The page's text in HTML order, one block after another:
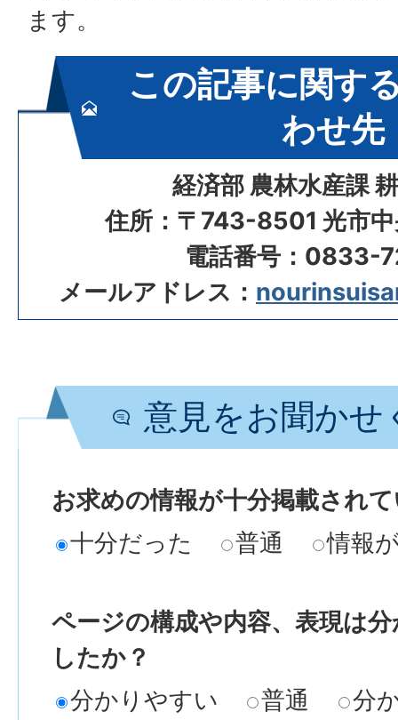
ます。
この記事に関す
わせ先
経済部 農林水産課
住所：〒743-8501 光市中
電話番号：0833-
メールアドレス：
意見をお聞かせ
お求めの情報が十分掲載され
十分だった
普通 情報
ページの構成や内容、表現は
したか？
分かりやすい
普通 分